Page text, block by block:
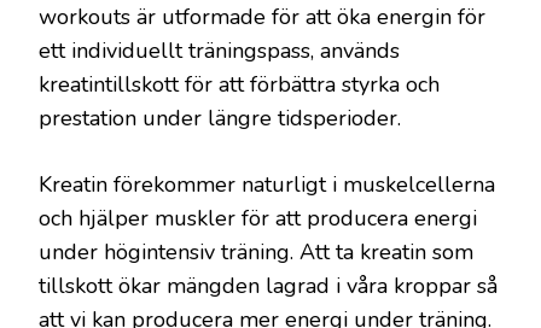
workouts är utformade för att öka energin för
ett individuellt träningspass, används
kreatintillskott för att förbättra styrka och
prestation under längre tidsperioder.
Kreatin förekommer naturligt i muskelcellerna
och hjälper muskler för att producera energi
under högintensiv träning. Att ta kreatin som
tillskott ökar mängden lagrad i våra kroppar så
att vi kan producera mer energi under träning.